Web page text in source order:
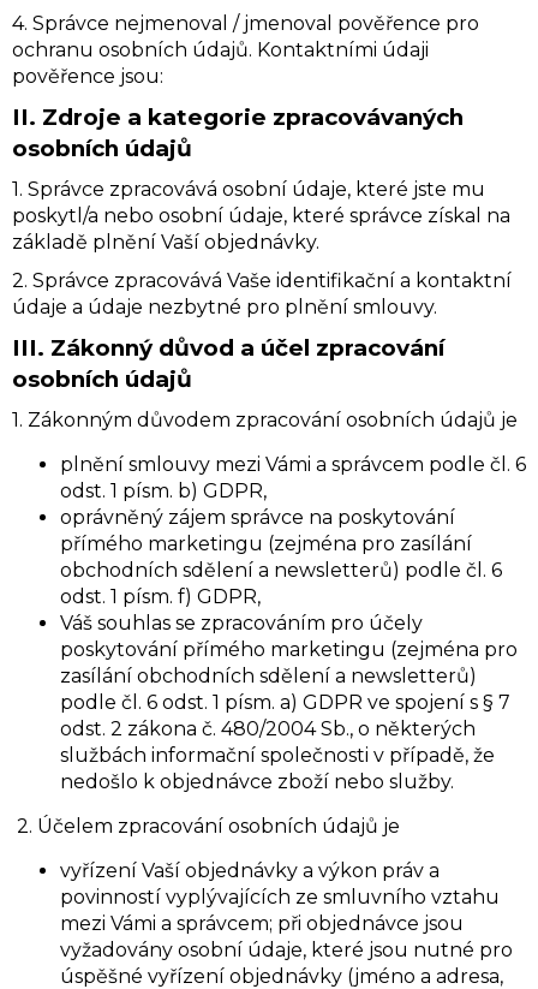
4. Správce nejmenoval / jmenoval pověřence pro
ochranu osobních údajů. Kontaktními údaji
pověřence jsou:
II. Zdroje a kategorie zpracovávaných
osobních údajů
1. Správce zpracovává osobní údaje, které jste mu
poskytl/a nebo osobní údaje, které správce získal na
základě plnění Vaší objednávky.
2. Správce zpracovává Vaše identifikační a kontaktní
údaje a údaje nezbytné pro plnění smlouvy.
III. Zákonný důvod a účel zpracování
osobních údajů
1. Zákonným důvodem zpracování osobních údajů je
plnění smlouvy mezi Vámi a správcem podle čl. 6
odst. 1 písm. b) GDPR,
oprávněný zájem správce na poskytování
přímého marketingu (zejména pro zasílání
obchodních sdělení a newsletterů) podle čl. 6
odst. 1 písm. f) GDPR,
Váš souhlas se zpracováním pro účely
poskytování přímého marketingu (zejména pro
zasílání obchodních sdělení a newsletterů)
podle čl. 6 odst. 1 písm. a) GDPR ve spojení s § 7
odst. 2 zákona č. 480/2004 Sb., o některých
službách informační společnosti v případě, že
nedošlo k objednávce zboží nebo služby.
2. Účelem zpracování osobních údajů je
vyřízení Vaší objednávky a výkon práv a
povinností vyplývajících ze smluvního vztahu
mezi Vámi a správcem; při objednávce jsou
vyžadovány osobní údaje, které jsou nutné pro
úspěšné vyřízení objednávky (jméno a adresa,
G
zł49